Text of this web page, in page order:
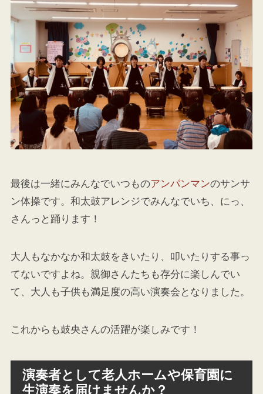
最後は一緒にみんなでいつものアンパンマンのサンサ
ン体操です。和太鼓アレンジでみんなでいち、にっ、
さんっと踊ります！
大人もなかなか和太鼓をきいたり、叩いたりする事っ
てないですよね。親御さんたちも存分に楽しんでい
て、大人も子供も満足度の高い演奏会となりました。
これからも鼓央さんの活躍が楽しみです！
演奏者として老人ホームや保育園に
生演奏を届けませんか？